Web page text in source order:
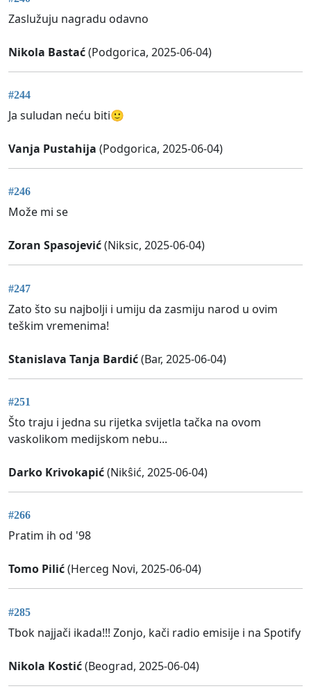
Zaslužuju nagradu odavno
Nikola Bastać(Podgorica, 2025-06-04)
#244
Ja suludan neću biti🙂
Vanja Pustahija (Podgorica, 2025-06-04)
#246
Može mi se
Zoran Spasojević(Niksic, 2025-06-04)
#247
Zato što su najbolji i umiju da zasmiju narod u ovim
teškim vremenima!
Stanislava Tanja Bardić(Bar, 2025-06-04)
#251
Što traju i jedna su rijetka svijetla tačka na ovom
vaskolikom medijskom nebu...
Darko Krivokapić(Nikŝić, 2025-06-04)
#266
Pratim ih od '98
Tomo Pilić(Herceg Novi, 2025-06-04)
#285
Tbok najjači ikada!!! Zonjo, kači radio emisije i na Spotify
Nikola Kostić(Beograd, 2025-06-04)